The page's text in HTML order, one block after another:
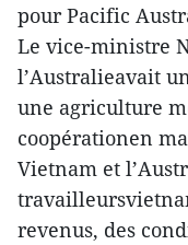
pour Pacific
Le vice-ministre
l’Australieavait
une agriculture
coopérationen
Vietnam et
revenus, des